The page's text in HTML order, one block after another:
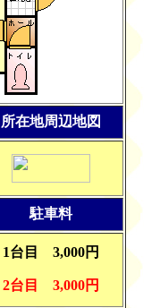
所在地周辺地図
駐車料
1台目 3,000円
2台目 3,000円